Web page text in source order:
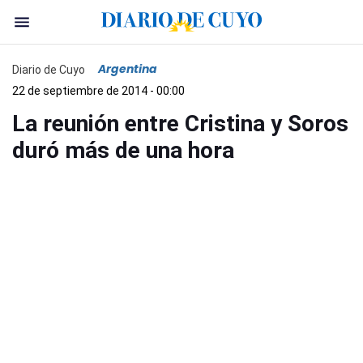
Diario de Cuyo Argentina
22 de septiembre de 2014 - 00:00
La reunión entre Cristina y Soros
duró más de una hora